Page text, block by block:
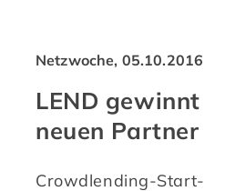
Netzwoche, 05.10.2016
LEND gewinnt
neuen Partner
Crowdlending-Start-